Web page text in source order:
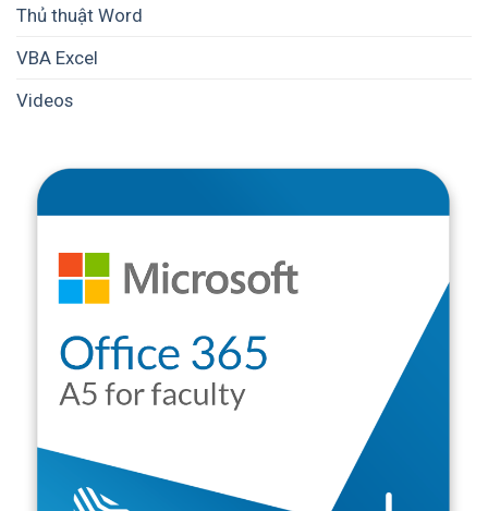
Thủ thuật Word
VBA Excel
Videos